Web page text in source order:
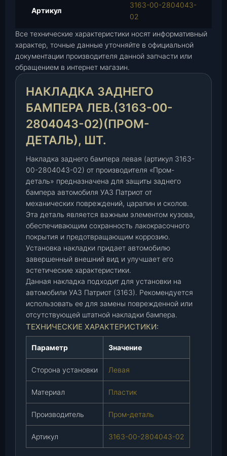
д
к
а
з
д
н
е
г
о
б
а
м
п
е
р
а
л
е
в
3
3
-
0
2
0
0
3
Артикул
3163-00-2804043-
02
Все технические характеристики носят информативный
характер, точные данные уточняйте в официальной
документации производителя данной запчасти или
обращением в интернет магазин.
НАКЛАДКА ЗАДНЕГО
БАМПЕРА ЛЕВ.(3163-00-
2804043-02)(ПРОМ-
ДЕТАЛЬ), ШТ.
Накладка заднего бампера левая (артикул 3163-
00-2804043-02) от производителя «Пром-
деталь» предназначена для защиты заднего
бампера автомобиля УАЗ Патриот от
механических повреждений, царапин и сколов.
Эта деталь является важным элементом кузова,
обеспечивающим сохранность лакокрасочного
покрытия и предотвращающим коррозию.
Установка накладки придает автомобилю
завершенный внешний вид и улучшает его
эстетические характеристики.
Данная накладка подходит для установки на
автомобили УАЗ Патриот (3163). Рекомендуется
использовать ее для замены поврежденной или
отсутствующей штатной накладки бампера.
ТЕХНИЧЕСКИЕ ХАРАКТЕРИСТИКИ:
Параметр Значение
Сторона установки Левая
Материал Пластик
Производитель Пром-деталь
Артикул 3163-00-2804043-02